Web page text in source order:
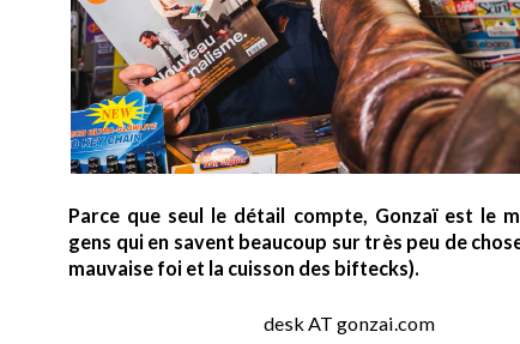
Parce que seul le détail compte, Gonzaï est le
gens qui en savent beaucoup sur très peu de
mauvaise foi et la cuisson des biftecks).
desk AT gonzai.com